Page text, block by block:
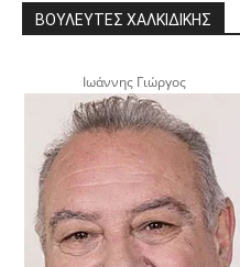
ΒΟΥΛΕΥΤΕΣ ΧΑΛΚΙΔΙΚΗΣ
Ιωάννης Γιώργος